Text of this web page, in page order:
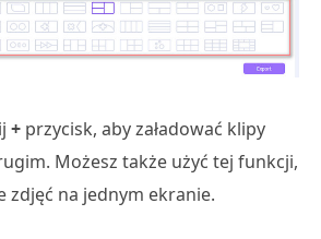
+ przycisk, aby załadować klipy
Możesz także użyć tej funkcji,
zdjęć na jednym ekranie.